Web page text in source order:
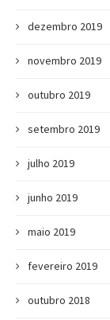
dezembro 2019
novembro 2019
outubro 2019
setembro 2019
julho 2019
junho 2019
maio 2019
fevereiro 2019
outubro 2018